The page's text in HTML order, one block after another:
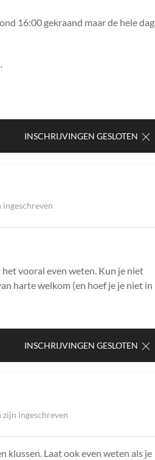
16:00 gekraand maar de hele dag
INSCHRIJVINGEN GESLOTEN
ingeschreven
vooral even weten. Kun je niet
harte welkom (en hoef je je niet in
INSCHRIJVINGEN GESLOTEN
zijn ingeschreven
klussen. Laat ook even weten als je